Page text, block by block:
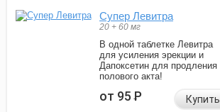
Супер Левитра
20 + 60 мг
В одной таблетке Левитра
для усиления эрекции и
Дапоксетин для продления
полового акта!
от 95Р Купить